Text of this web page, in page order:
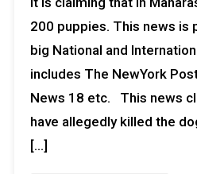
200 puppies. This news is
big National and
includes The NewYork
News 18 etc. This news
have allegedly killed the
[…]